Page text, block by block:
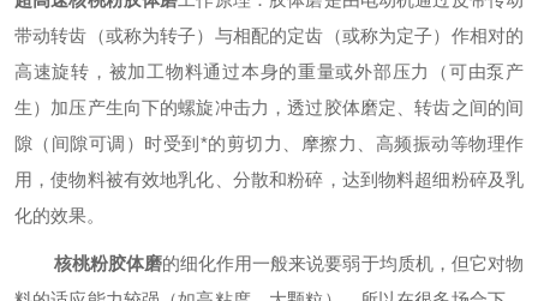
带动转齿（或称为转子）与相配的定齿（或称为定子）作相对的
高速旋转，被加工物料通过本身的重量或外部压力（可由泵产
生）加压产生向下的螺旋冲击力，透过胶体磨定、转齿之间的间
隙（间隙可调）时受到*的剪切力、摩擦力、高频振动等物理作
用，使物料被有效地乳化、分散和粉碎，达到物料超细粉碎及乳
化的效果。
核桃粉胶体磨的细化作用一般来说要弱于均质机，但它对物